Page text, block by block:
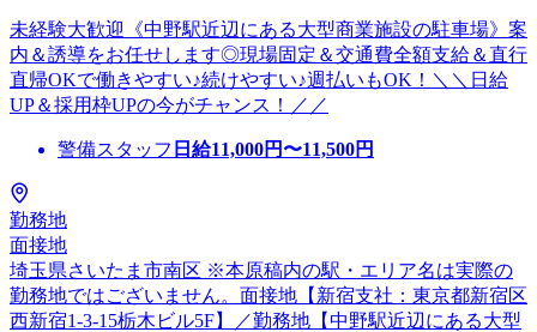
未経験大歓迎《中野駅近辺にある大型商業施設の駐車場》案
内＆誘導をお任せします◎現場固定＆交通費全額支給＆直行
直帰OKで働きやすい♪続けやすい♪週払いもOK！＼＼日給
UP＆採用枠UPの今がチャンス！／／
警備スタッフ 日給11,000円〜11,500円
勤務地
面接地
埼玉県さいたま市南区 ※本原稿内の駅・エリア名は実際の
勤務地ではございません。面接地【新宿支社：東京都新宿区
西新宿1-3-15栃木ビル5F】／勤務地【中野駅近辺にある大型